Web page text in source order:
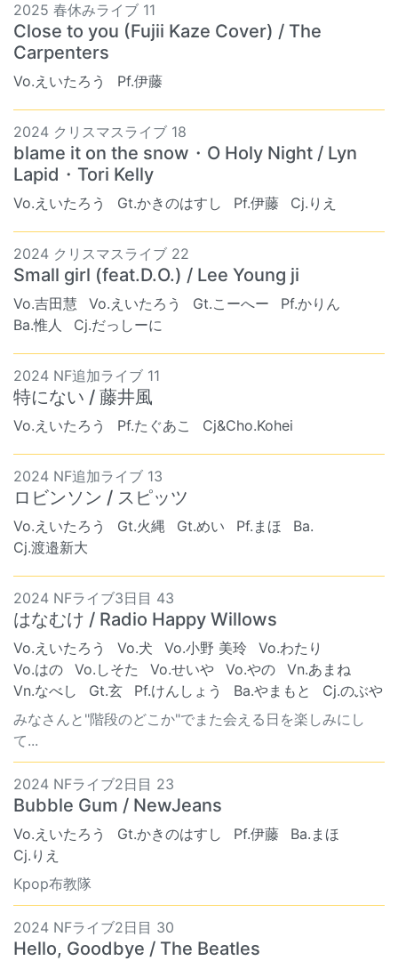
2025 春休みライブ 11
Close to you (Fujii Kaze Cover) / The
Carpenters
Vo.えいたろう Pf.伊藤
2024 クリスマスライブ 18
blame it on the snow・O Holy Night / Lyn
Lapid・Tori Kelly
Vo.えいたろう Gt.かきのはすし Pf.伊藤 Cj.りえ
2024 クリスマスライブ 22
Small girl (feat.D.O.) / Lee Young ji
Vo.吉田慧 Vo.えいたろう Gt.こーへー
Pf.かりん
Ba.惟人
Cj.だっしーに
2024 NF追加ライブ 11
特にない / 藤井風
Vo.えいたろう Pf.たぐあこ Cj&Cho.Kohei
2024 NF追加ライブ 13
ロビンソン / スピッツ
Vo.えいたろう Gt.火縄 Gt.めい Pf.まほ
Ba. ︎︎ ︎︎
Cj.渡邉新大
2024 NFライブ3日目 43
はなむけ / Radio Happy Willows
Vo.えいたろう Vo.犬 Vo.小野 美玲
Vo.わたり
Vo.はの
Vo.しそた Vo.せいや Vo.やの
Vn.あまね
Vn.なべし
Gt.玄 Pf.けんしょう Ba.やまもと
Cj.のぶや
みなさんと"階段のどこか"でまた会える日を楽しみにし
て...
2024 NFライブ2日目 23
Bubble Gum / NewJeans
Vo.えいたろう Gt.かきのはすし Pf.伊藤
Ba.まほ
Cj.りえ
Kpop布教隊
2024 NFライブ2日目 30
Hello, Goodbye / The Beatles